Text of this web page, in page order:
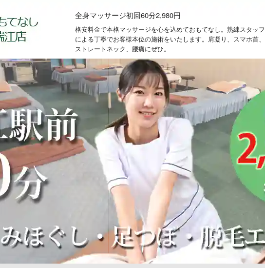
全身マッサージ初回60分2,980円
格安料金で本格マッサージを心を込めておもてなし。熟練スタッフ
による丁寧でお客様本位の施術をいたします。肩凝り、スマホ首、
ストレートネック、腰痛にぜひ。